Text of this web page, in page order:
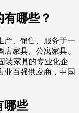
哪些？
产、销售、服务于一
家具、公寓家具、
装家具的专业化企
业百强供应商，中国
哪些